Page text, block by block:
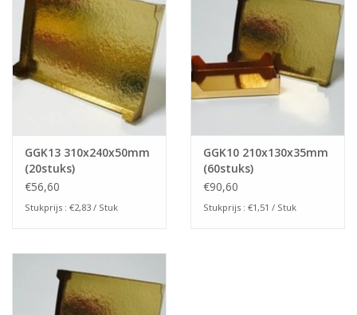
GGK13 310x240x50mm
(20stuks)
€56,60
Stukprijs : €2,83 / Stuk
GGK10 210x130x35mm
(60stuks)
€90,60
Stukprijs : €1,51 / Stuk